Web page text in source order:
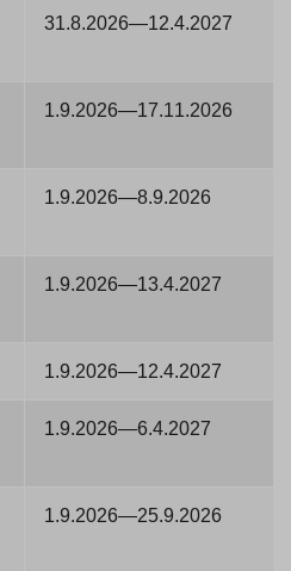
31.8.2026—12.4.2027
1.9.2026—17.11.2026
1.9.2026—8.9.2026
1.9.2026—13.4.2027
1.9.2026—12.4.2027
1.9.2026—6.4.2027
1.9.2026—25.9.2026